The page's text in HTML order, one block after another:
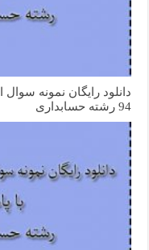
94 رشته حسابداری